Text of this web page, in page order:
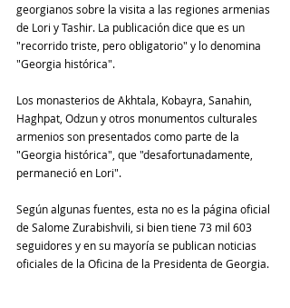
georgianos sobre la visita a las regiones armenias
de Lori y Tashir. La publicación dice que es un
"recorrido triste, pero obligatorio" y lo denomina
"Georgia histórica".
Los monasterios de Akhtala, Kobayra, Sanahin,
Haghpat, Odzun y otros monumentos culturales
armenios son presentados como parte de la
"Georgia histórica", que "desafortunadamente,
permaneció en Lori".
Según algunas fuentes, esta no es la página oficial
de Salome Zurabishvili, si bien tiene 73 mil 603
seguidores y en su mayoría se publican noticias
oficiales de la Oficina de la Presidenta de Georgia.